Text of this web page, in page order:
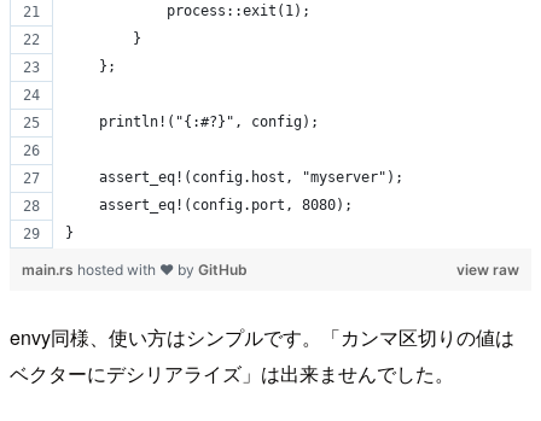
            process::exit(1);
        }
    };
    println!("{:#?}", config);
    assert_eq!(config.host, "myserver");
    assert_eq!(config.port, 8080);
}
view raw
main.rs hosted with ❤ by GitHub
envy同様、使い方はシンプルです。「カンマ区切りの値は
ベクターにデシリアライズ」は出来ませんでした。